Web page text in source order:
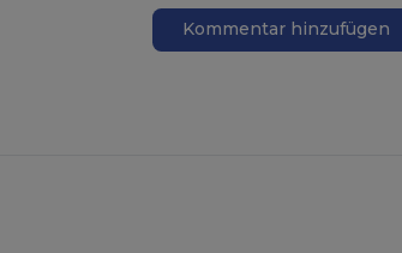
Kommentar hinzufügen